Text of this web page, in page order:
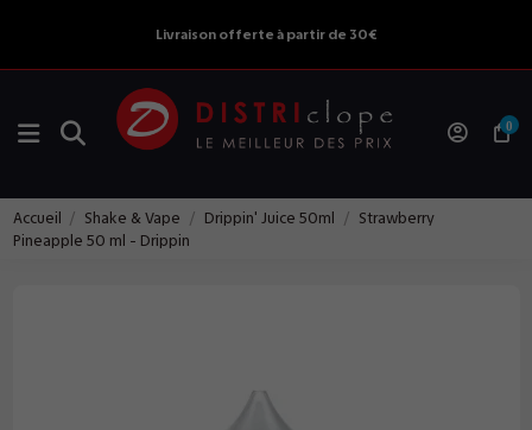
Livraison offerte à partir de 30€
0
Accueil Shake & Vape Drippin' Juice 50ml
Strawberry
Pineapple 50 ml - Drippin